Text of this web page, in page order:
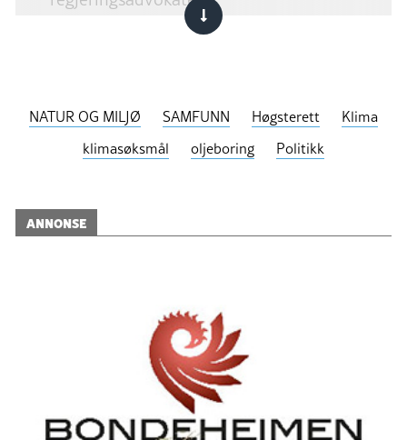
Det var første gong paragraf 112 i
framtidige generasjonar.
Organisasjonane meiner at den 23.
med paragrafen og i tillegg er i strid med
Parisavtalen.
kjennast ugyldig, og slår òg fast at staten
har sett i verk tiltak, slik lova krev.
Miljøorganisasjonane anka i februar
dommen direkte til Høgsterett.
Kjelder: NTB og Greenpeace Norge
NATUR OG MILJØ SAMFUNN Høgsterett
Klima
klimasøksmål
oljeboring Politikk
ANNONSE